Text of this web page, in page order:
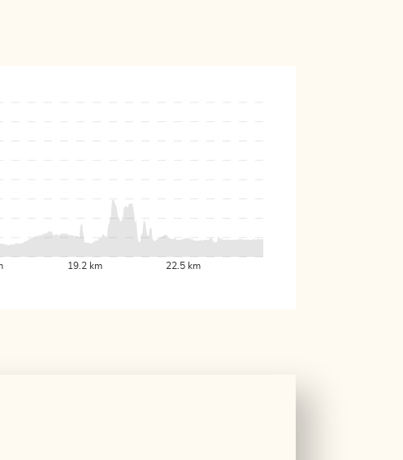
19.2 km 22.5 km